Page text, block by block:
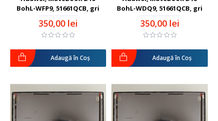
BohL-WFP9, 51661QCB, gri
350,00 lei
Adaugă în Coş
BohL-WDQ9, 51661QCB, gri
350,00 lei
Adaugă în Coş